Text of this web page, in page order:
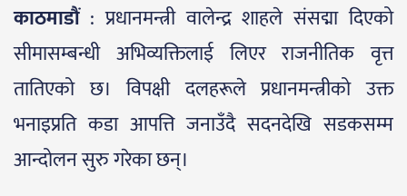
काठमाडौं: प्रधानमन्त्री वालेन्द्र शाहले संसद्मा दिएको
सीमासम्बन्धी अभिव्यक्तिलाई लिएर राजनीतिक वृत्त
तातिएको छ। विपक्षी दलहरूले प्रधानमन्त्रीको उक्त
भनाइप्रति कडा आपत्ति जनाउँदै सदनदेखि सडकसम्म
आन्दोलन सुरु गरेका छन्।